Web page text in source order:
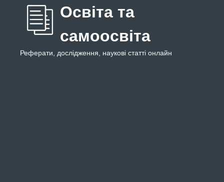
Освіта та
самоосвіта
Реферати, дослідження, наукові статті онлайн